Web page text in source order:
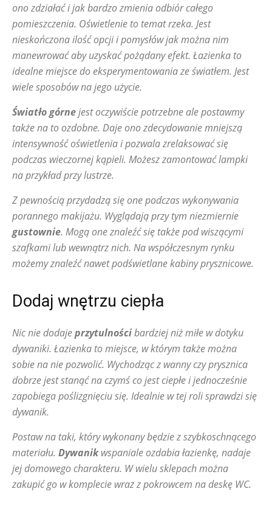
ono zdziałać i jak bardzo zmienia odbiór całego
pomieszczenia. Oświetlenie to temat rzeka. Jest
nieskończona ilość opcji i pomysłów jak można nim
manewrować aby uzyskać pożądany efekt. Łazienka to
idealne miejsce do eksperymentowania ze światłem. Jest
wiele sposobów na jego użycie.
Światło górnejest oczywiście potrzebne ale postawmy
także na to ozdobne. Daje ono zdecydowanie mniejszą
intensywność oświetlenia i pozwala zrelaksować się
podczas wieczornej kąpieli. Możesz zamontować lampki
na przykład przy lustrze.
Z pewnością przydadzą się one podczas wykonywania
porannego makijażu. Wyglądają przy tym niezmiernie
gustownie. Mogą one znaleźć się także pod wiszącymi
szafkami lub wewnątrz nich. Na współczesnym rynku
możemy znaleźć nawet podświetlane kabiny prysznicowe.
Dodaj wnętrzu ciepła
Nic nie dodajeprzytulnościbardziej niż miłe w dotyku
dywaniki. Łazienka to miejsce, w którym także można
sobie na nie pozwolić. Wychodząc z wanny czy prysznica
dobrze jest stanąć na czymś co jest ciepłe i jednocześnie
zapobiega poślizgnięciu się. Idealnie w tej roli sprawdzi się
dywanik.
Postaw na taki, który wykonany będzie z szybkoschnącego
materiału. Dywanikwspaniale ozdabia łazienkę, nadaje
jej domowego charakteru. W wielu sklepach można
zakupić go w komplecie wraz z pokrowcem na deskę WC.